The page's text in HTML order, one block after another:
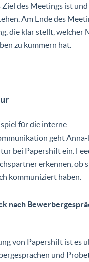
Ziel des Meetings ist
Am Ende des
die klar stellt, welcher
zu kümmern hat.
für die interne
geht Anna-
bei Papershift ein.
erkennen, ob
kommuniziert haben.
nach
von Papershift ist es
und